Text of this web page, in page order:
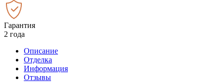
Гарантия
2 года
Описание
Отделка
Информация
Отзывы